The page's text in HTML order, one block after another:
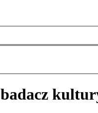
badacz